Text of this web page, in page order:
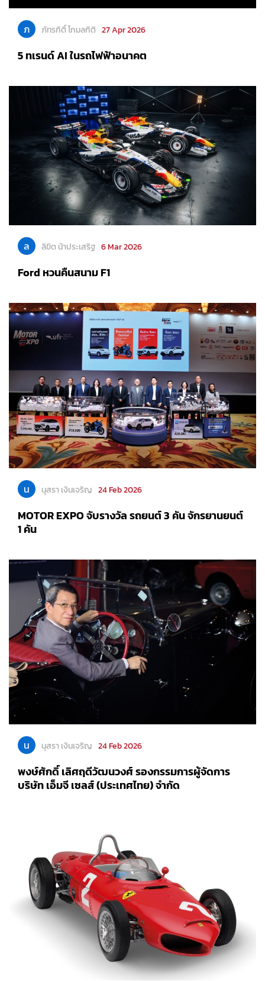
ภ ภัทรกิติ์ โกมลกิติ 27 Apr 2026
5 ทเรนด์ AI ในรถไฟฟ้าอนาคต
ล ลิขิต น้าประเสริฐ 6 Mar 2026
Ford หวนคืนสนาม F1
น นุสรา เงินเจริญ 24 Feb 2026
MOTOR EXPO จับรางวัล รถยนต์ 3 คัน จักรยานยนต์
1 คัน
น นุสรา เงินเจริญ 24 Feb 2026
พงษ์ศักดิ์ เลิศฤดีวัฒนวงศ์ รองกรรมการผู้จัดการ
บริษัท เอ็มจี เซลส์ (ประเทศไทย) จำกัด